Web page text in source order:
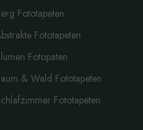
Fototapeten
Fototapeten
Fotopaten
& Wald Fototapeten
Fototapeten